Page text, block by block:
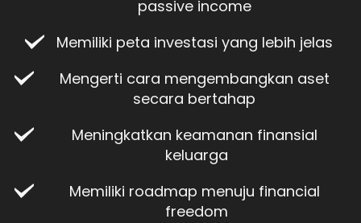
passive income
Memiliki peta investasi yang lebih jelas
Mengerti cara mengembangkan aset
secara bertahap
Meningkatkan keamanan finansial
keluarga
Memiliki roadmap menuju financial
freedom